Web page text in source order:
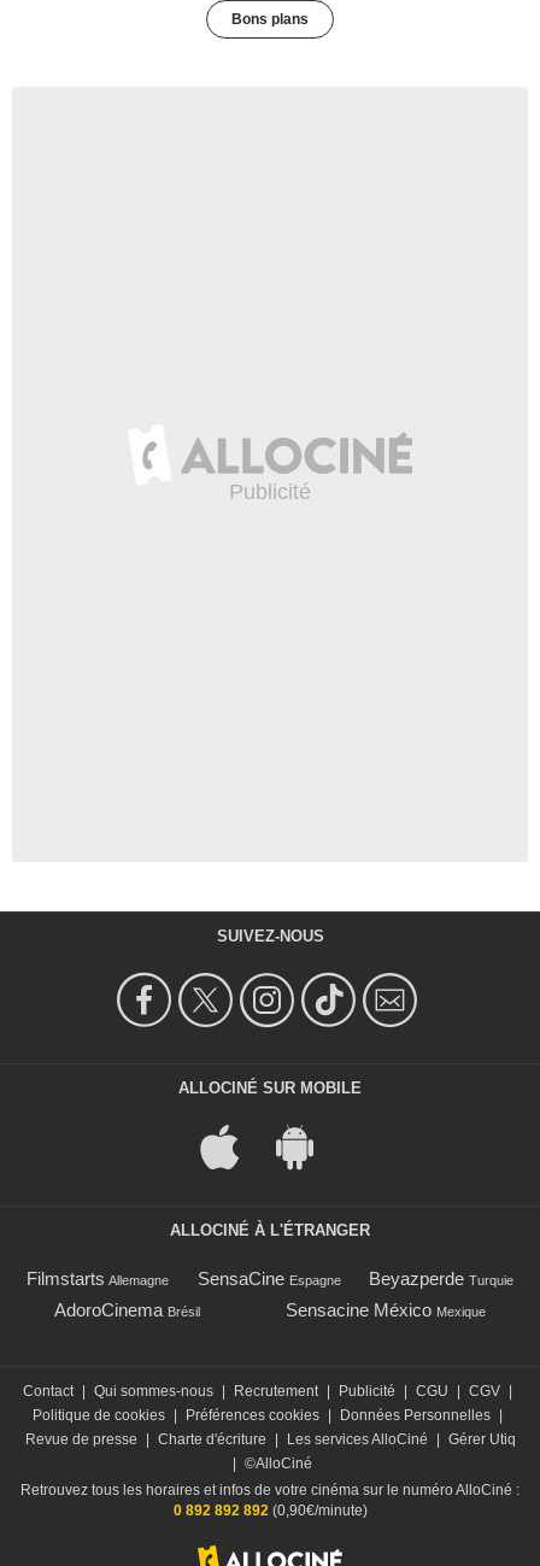
Bons plans
SUIVEZ-NOUS
ALLOCINÉ SUR MOBILE
ALLOCINÉ À L'ÉTRANGER
Filmstarts Allemagne SensaCine Espagne Beyazperde Turquie
AdoroCinema Brésil Sensacine México Mexique
Contact | Qui sommes-nous | Recrutement | Publicité | CGU | CGV |
Politique de cookies | Préférences cookies | Données Personnelles |
Revue de presse
| Charte d'écriture | Les services AlloCiné | Gérer Utiq
| ©AlloCiné
Retrouvez tous les horaires et infos de votre cinéma sur le numéro AlloCiné :
0 892 892 892(0,90€/minute)